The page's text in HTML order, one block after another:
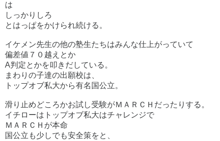
は
しっかりしろ
とはっぱをかけられ続ける。
イケメン先生の他の塾生たちはみんな仕上がっていて
偏差値７０越えとか
A判定とかを叩きだしている。
まわりの子達の出願校は、
トップオブ私大から有名国公立。
滑り止めどころかお試し受験がＭＡＲＣＨだったりする。
イチローはトップオブ私大はチャレンジで
ＭＡＲＣＨが本命
国公立も少しでも安全策をと、